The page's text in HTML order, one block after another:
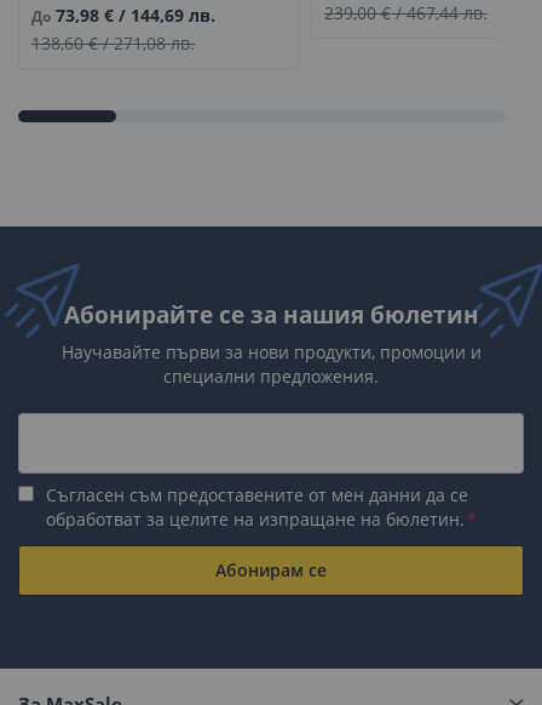
До 73,98 € / 144,69 лв.
138,60 €/271,08 лв.
239,00 €/467,44 лв.
Абонирайте се за нашия бюлетин
Научавайте първи за нови продукти, промоции и
специални предложения.
Съгласен съм предоставените от мен данни да се
обработват за целите на изпращане на бюлетин.
Абонирам се